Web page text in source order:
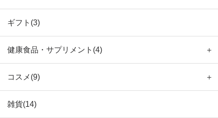
ギフト(3)
健康食品・サプリメント(4) ＋
コスメ(9) ＋
雑貨(14)